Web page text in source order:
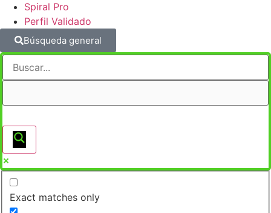
Spiral Pro
Perfil Validado
Búsqueda general
Exact matches only